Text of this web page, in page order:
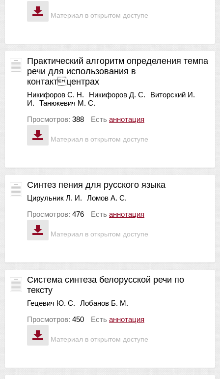
Материал в открытом доступе
Материал в открытом доступе
Практический алгоритм определения темпа
речи для использования в
контактцентрах
Никифоров С. Н. Никифоров Д. С.
Виторский И.
И.
Танюкевич М. С.
Просмотров: 388 Есть аннотация
Материал в открытом доступе
Синтез пения для русского языка
Цирульник Л. И.
Ломов А. С.
Просмотров: 476 Есть аннотация
Материал в открытом доступе
Система синтеза белорусской речи по
тексту
Гецевич Ю. С.
Лобанов Б. М.
Просмотров: 450 Есть аннотация